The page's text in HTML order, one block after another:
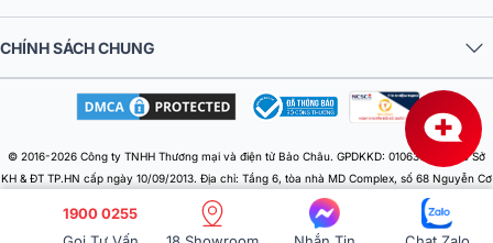
CHÍNH SÁCH CHUNG
© 2016-2026 Công ty TNHH Thương mại và điện tử Bảo Châu. GPDKKD: 0106303879 do Sở
KH & ĐT TP.HN cấp ngày 10/09/2013. Địa chỉ: Tầng 6, tòa nhà MD Complex, số 68 Nguyễn Cơ
Thạch, Phường Từ Liêm, Thành phố Hà Nội, Việt Nam. Điện thoại: 024 730 10 255. Email:
baochauelec@gmail.com. Chịu trách nhiệm nội dung: Nhật Lệ.
1900 0255